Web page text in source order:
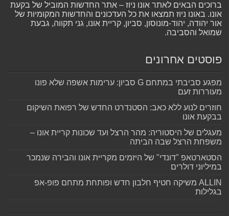
ברוכים הבאים לאתר אונו ניוז – אתר החדשות המוביל של בקעת
אונו. באונו ניוז תמצאו את כל העדכונים והחדשות המקומיות של
אור יהודה, יהוד-מונוסון, סביון, קריית אונו, גני תקווה, גבעת
שמואל והסביבה.
פוסטים אחרונים
מפגע סביבתי במתחם G סביון: ערימות אשפה שלא פונו
מעוררות זעם
חוזרים לנוע ללא כאב: הסטנדרט החדש של רפואת השיקום
בבקעת אונו
מעגלים של היסטוריה: מהר הרצל ועד שכונות קריית אונו –
משפחת הרצל שבה הביתה
הסטארטאפ "דונדי" של היזמים מקריית אונו והבירה שנמכר
במיליוני דולרים
ALLIN משיקה חטיף חלבון חדש ופותחת מתחם פופ-אפ
בגלילות